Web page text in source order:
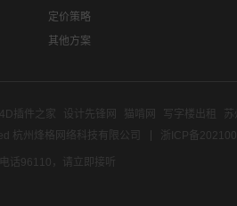
定价策略
其他方案
插件之家 设计先锋网 猫啃网 写字楼出租
杭州烽格网络科技有限公司
浙ICP备
话96110，请立即接听